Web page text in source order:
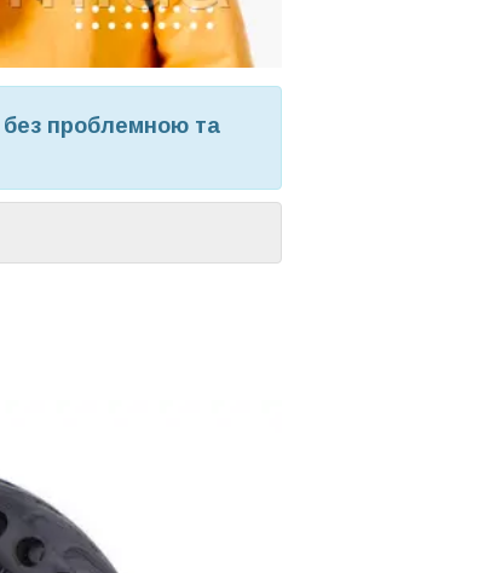
без проблемною та